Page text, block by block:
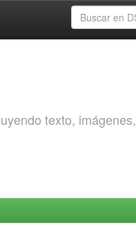
texto, imágenes,